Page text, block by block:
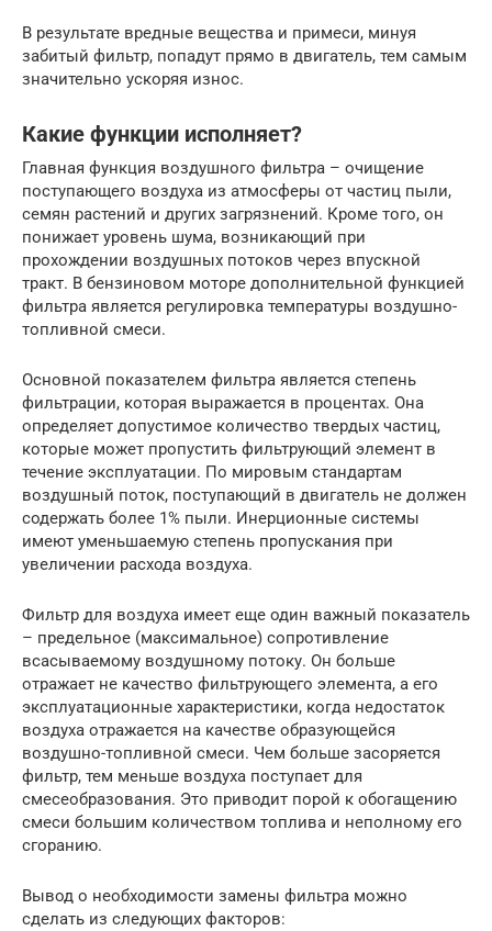
В результате вредные вещества и примеси, минуя
забитый фильтр, попадут прямо в двигатель, тем самым
значительно ускоряя износ.
Какие функции исполняет?
Главная функция воздушного фильтра – очищение
поступающего воздуха из атмосферы от частиц пыли,
семян растений и других загрязнений. Кроме того, он
понижает уровень шума, возникающий при
прохождении воздушных потоков через впускной
тракт. В бензиновом моторе дополнительной функцией
фильтра является регулировка температуры воздушно-
топливной смеси.
Основной показателем фильтра является степень
фильтрации, которая выражается в процентах. Она
определяет допустимое количество твердых частиц,
которые может пропустить фильтрующий элемент в
течение эксплуатации. По мировым стандартам
воздушный поток, поступающий в двигатель не должен
содержать более 1% пыли. Инерционные системы
имеют уменьшаемую степень пропускания при
увеличении расхода воздуха.
Фильтр для воздуха имеет еще один важный показатель
– предельное (максимальное) сопротивление
всасываемому воздушному потоку. Он больше
отражает не качество фильтрующего элемента, а его
эксплуатационные характеристики, когда недостаток
воздуха отражается на качестве образующейся
воздушно-топливной смеси. Чем больше засоряется
фильтр, тем меньше воздуха поступает для
смесеобразования. Это приводит порой к обогащению
смеси большим количеством топлива и неполному его
сгоранию.
Вывод о необходимости замены фильтра можно
сделать из следующих факторов: